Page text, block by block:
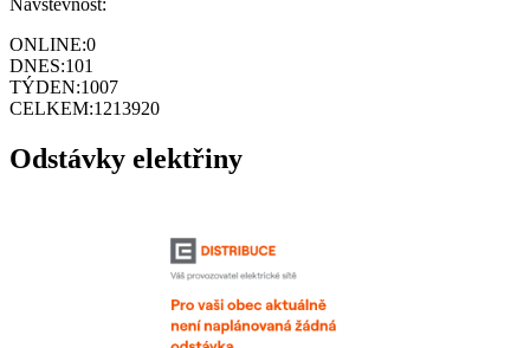
ONLINE:0
DNES:101
TÝDEN:1007
CELKEM:1213920
Odstávky elektřiny